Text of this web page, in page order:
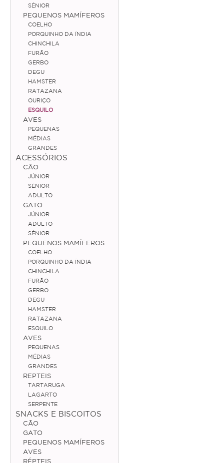
Pequenos Mamíferos
Coelho
Porquinho da Índia
Chinchila
Furão
Gerbo
Degu
Hamster
Ratazana
Ouriço
Esquilo
Aves
Pequenas
Médias
Grandes
Répteis
Tartaruga
Lagarto
Serpente
ACESSÓRIOS
Cão
Júnior
Adulto
Sénior
SÉNIOR
PEQUENOS MAMÍFEROS
COELHO
PORQUINHO DA ÍNDIA
CHINCHILA
FURÃO
GERBO
DEGU
HAMSTER
RATAZANA
OURIÇO
ESQUILO
AVES
PEQUENAS
MÉDIAS
GRANDES
ACESSÓRIOS
CÃO
JÚNIOR
SÉNIOR
ADULTO
GATO
JÚNIOR
ADULTO
SÉNIOR
PEQUENOS MAMÍFEROS
COELHO
PORQUINHO DA ÍNDIA
CHINCHILA
FURÃO
GERBO
DEGU
HAMSTER
RATAZANA
ESQUILO
AVES
PEQUENAS
MÉDIAS
GRANDES
REPTEIS
TARTARUGA
LAGARTO
SERPENTE
SNACKS E BISCOITOS
CÃO
GATO
PEQUENOS MAMÍFEROS
AVES
RÉPTEIS